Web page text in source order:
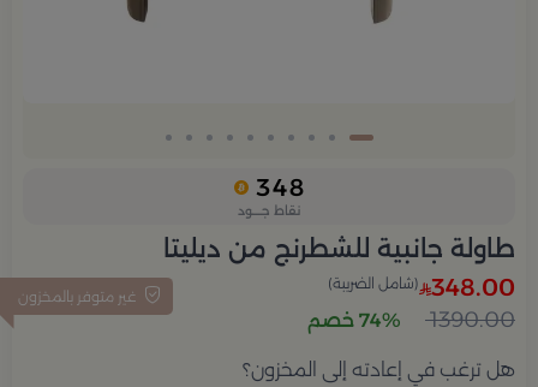
348
نقاط جــــود
طاولة جانبية للشطرنج من ديليتا
غير متوفر بالمخزون 348.00 (شامل الضريبة)
1390.00 74% خصم
هل ترغب في إعادته إلى المخزون؟